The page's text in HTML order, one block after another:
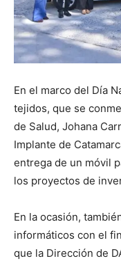
En el marco del Día
tejidos, que se
de Salud, Johana
Implante de
entrega de un móvil
los proyectos de
En la ocasión,
informáticos con el
que la Dirección de